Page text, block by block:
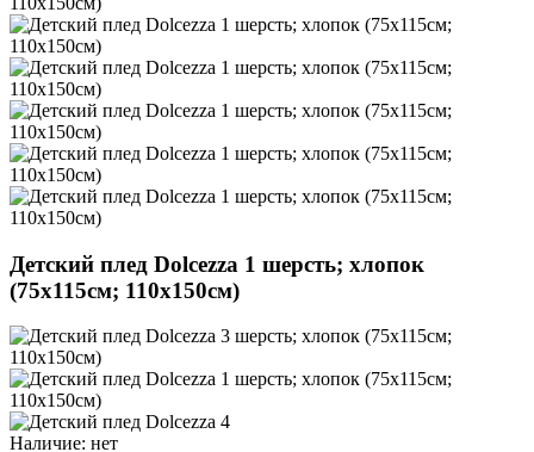
Детский плед Dolcezza 1 шерсть; хлопок
(75х115см; 110х150см)
Наличие: нет